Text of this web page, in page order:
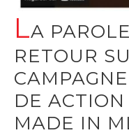
LA
RETOUR
DE
MADE IN